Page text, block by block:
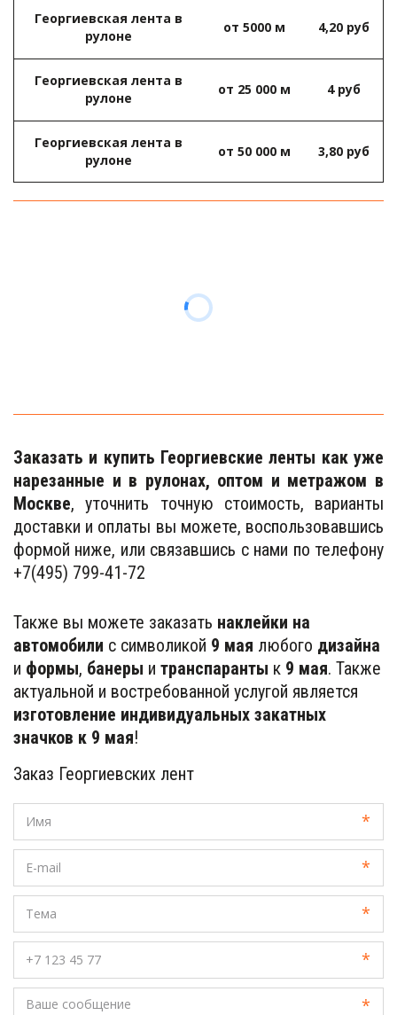
Георгиевская лента в
рулоне­
от 5000 м­ 4,20 руб­
Георгиевская лента в
рулоне­
от 25 000 м­ 4 руб­
Георгиевская лента в
рулоне­
от 50 000 м­ 3,80 руб­
Заказать и купить Георгиевские ленты как уже
нарезанные и в рулонах, оптом и метражом в
Москве, уточнить точную стоимость, варианты
доставки и оплаты вы можете, воспользовавшись
формой ниже, или связавшись с нами по телефону
+7(495) 799-41-72
Также вы можете заказать наклейки на
автомобили с символикой 9 мая любого дизайна
и формы, банеры и транспаранты к 9 мая. Также
актуальной и востребованной услугой является
изготовление индивидуальных закатных
значков к 9 мая!
Заказ Георгиевских лент
*
*
*
*
*